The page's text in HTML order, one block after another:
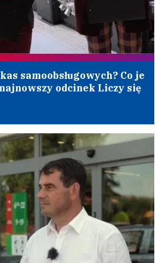
samoobsługowych? Co je
odcinek Liczy się